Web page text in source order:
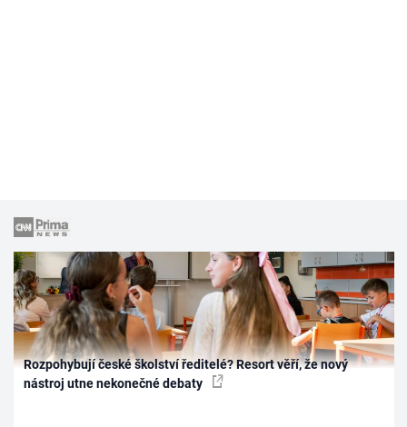
Rozpohybují české školství ředitelé? Resort věří, že nový
nástroj utne nekonečné debaty